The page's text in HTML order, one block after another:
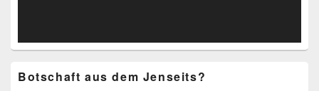
Botschaft aus dem Jenseits?